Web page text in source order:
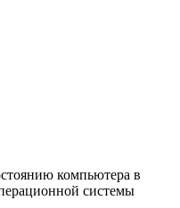
компьютера в
системы